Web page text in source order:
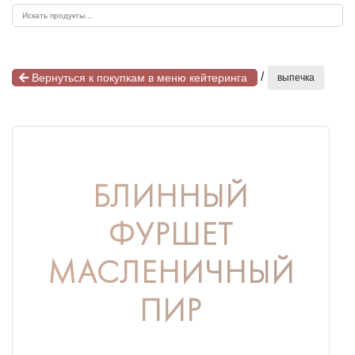
Вернуться к покупкам в меню кейтеринга / выпечка
БЛИННЫЙ
ФУРШЕТ
МАСЛЕНИЧНЫЙ
ПИР